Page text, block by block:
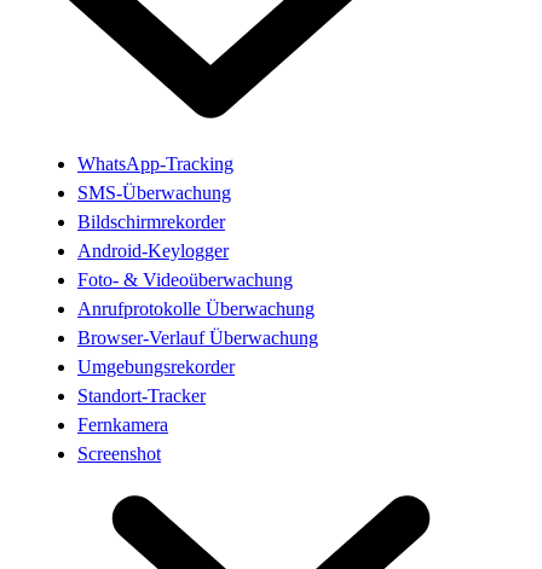
WhatsApp-Tracking
SMS-Überwachung
Bildschirmrekorder
Android-Keylogger
Foto- & Videoüberwachung
Anrufprotokolle Überwachung
Browser-Verlauf Überwachung
Umgebungsrekorder
Standort-Tracker
Fernkamera
Screenshot